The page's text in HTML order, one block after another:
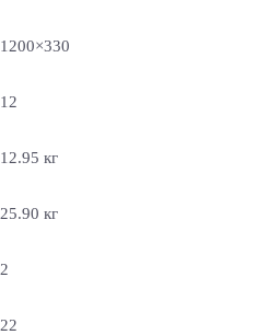
1200×330
12
12.95 кг
25.90 кг
2
22